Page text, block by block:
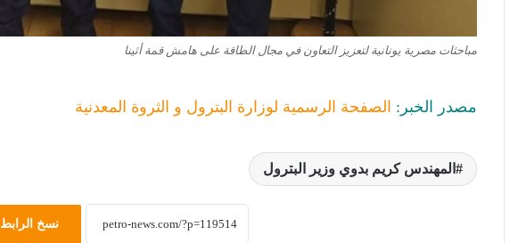
مباحثات مصرية يونانية لتعزيز التعاون في مجال الطاقة على هامش قمة أثينا
مصدر الخبر: الصفحة الرسمية لوزارة البترول و الثروة المعدنية
المهندس كريم بدوي وزير البترول
نسخ الرابط